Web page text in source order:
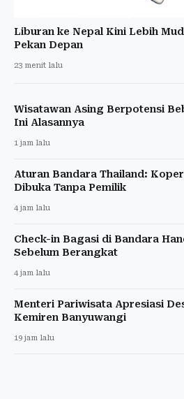
Liburan ke Nepal Kini Lebih
Pekan Depan
23 menit lalu
Wisatawan Asing Berpotensi
Ini Alasannya
1 jam lalu
Aturan Bandara Thailand:
Dibuka Tanpa Pemilik
4 jam lalu
Check-in Bagasi di Bandara
Sebelum Berangkat
4 jam lalu
Menteri Pariwisata Apresiasi
Kemiren Banyuwangi
19 jam lalu